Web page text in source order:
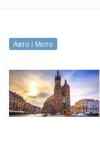
фільтр:
Мото
Авто і Мото